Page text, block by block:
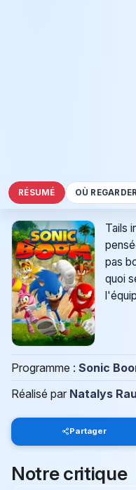
RÉSUMÉ OÙ REGARDER
Tails
pas
quoi
Programme : Sonic
Réalisé par Natalys
Partager
Notre critique